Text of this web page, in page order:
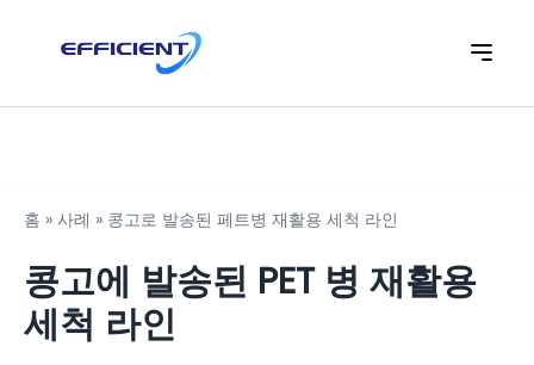
홈 » 사례 » 콩고로 발송된 페트병 재활용 세척 라인
콩고에 발송된 PET 병 재활용
세척 라인